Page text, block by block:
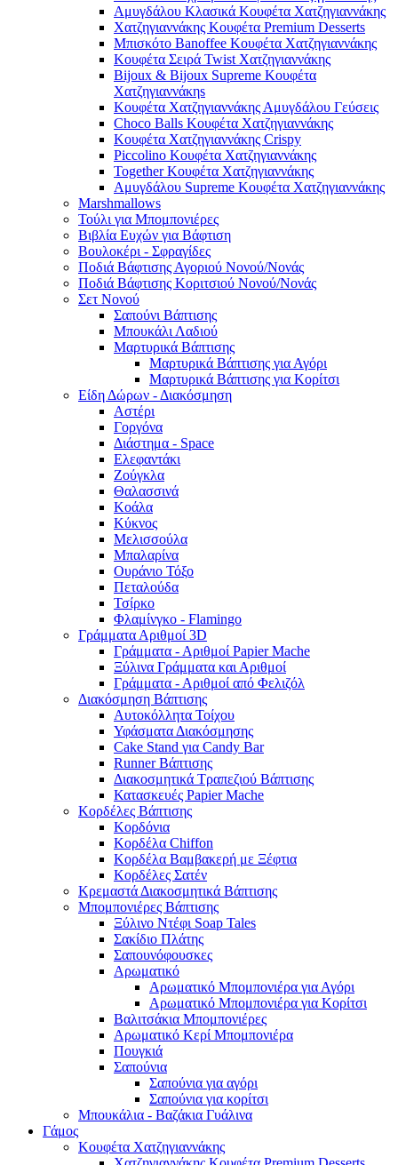
Αμυγδάλου Κλασικά Κουφέτα Χατζηγιαννάκης
Χατζηγιαννάκης Κουφέτα Premium Desserts
Μπισκότο Banoffee Κουφέτα Χατζηγιαννάκης
Κουφέτα Σειρά Twist Χατζηγιαννάκης
Bijoux & Bijoux Supreme Κουφέτα
Χατζηγιαννάκηs
Κουφέτα Χατζηγιαννάκης Αμυγδάλου Γεύσεις
Choco Balls Κουφέτα Χατζηγιαννάκης
Κουφέτα Χατζηγιαννάκης Crispy
Piccolino Κουφέτα Χατζηγιαννάκης
Together Κουφέτα Χατζηγιαννάκης
Αμυγδάλου Supreme Κουφέτα Χατζηγιαννάκης
Marshmallows
Τούλι για Μπομπονιέρες
Βιβλία Ευχών για Βάφτιση
Βουλοκέρι - Σφραγίδες
Ποδιά Βάφτισης Αγοριού Νονού/Νονάς
Ποδιά Βάφτισης Κοριτσιού Νονού/Νονάς
Σετ Νονού
Σαπούνι Βάπτισης
Μπουκάλι Λαδιού
Μαρτυρικά Βάπτισης
Μαρτυρικά Βάπτισης για Αγόρι
Μαρτυρικά Βάπτισης για Κορίτσι
Είδη Δώρων - Διακόσμηση
Αστέρι
Γοργόνα
Διάστημα - Space
Ελεφαντάκι
Ζούγκλα
Θαλασσινά
Κοάλα
Κύκνος
Μελισσούλα
Μπαλαρίνα
Ουράνιο Τόξο
Πεταλούδα
Τσίρκο
Φλαμίνγκο - Flamingo
Γράμματα Αριθμοί 3D
Γράμματα - Αριθμοί Papier Mache
Ξύλινα Γράμματα και Αριθμοί
Γράμματα - Αριθμοί από Φελιζόλ
Διακόσμηση Βάπτισης
Αυτοκόλλητα Τοίχου
Υφάσματα Διακόσμησης
Cake Stand για Candy Bar
Runner Βάπτισης
Διακοσμητικά Τραπεζιού Βάπτισης
Κατασκευές Papier Mache
Κορδέλες Βάπτισης
Κορδόνια
Κορδέλα Chiffon
Κορδέλα Βαμβακερή με Ξέφτια
Κορδέλες Σατέν
Κρεμαστά Διακοσμητικά Βάπτισης
Μπομπονιέρες Βάπτισης
Ξύλινο Ντέφι Soap Tales
Σακίδιο Πλάτης
Σαπουνόφουσκες
Αρωματικό
Αρωματικό Μπομπονιέρα για Αγόρι
Αρωματικό Μπομπονιέρα για Κορίτσι
Βαλιτσάκια Μπομπονιέρες
Αρωματικό Κερί Μπομπονιέρα
Πουγκιά
Σαπούνια
Σαπούνια για αγόρι
Σαπούνια για κορίτσι
Μπουκάλια - Βαζάκια Γυάλινα
Γάμος
Κουφέτα Χατζηγιαννάκης